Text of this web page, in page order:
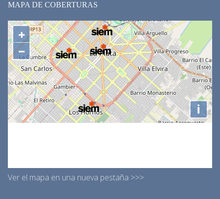
MAPA DE COBERTURAS
Ver el mapa en una nueva pestaña >>>